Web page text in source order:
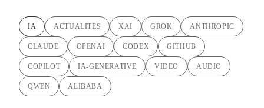
IA ACTUALITES XAI GROK ANTHROPIC
CLAUDE OPENAI CODEX GITHUB
COPILOT IA-GENERATIVE VIDEO AUDIO
QWEN ALIBABA